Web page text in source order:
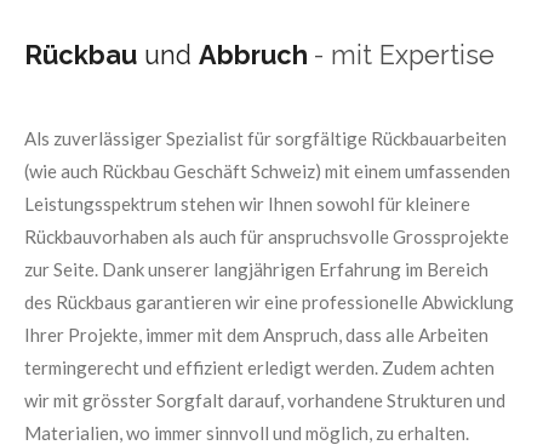
Rückbau und Abbruch - mit Expertise
Als zuverlässiger Spezialist für sorgfältige Rückbauarbeiten
(wie auch Rückbau Geschäft Schweiz) mit einem umfassenden
Leistungsspektrum stehen wir Ihnen sowohl für kleinere
Rückbauvorhaben als auch für anspruchsvolle Grossprojekte
zur Seite. Dank unserer langjährigen Erfahrung im Bereich
des Rückbaus garantieren wir eine professionelle Abwicklung
Ihrer Projekte, immer mit dem Anspruch, dass alle Arbeiten
termingerecht und effizient erledigt werden. Zudem achten
wir mit grösster Sorgfalt darauf, vorhandene Strukturen und
Materialien, wo immer sinnvoll und möglich, zu erhalten.